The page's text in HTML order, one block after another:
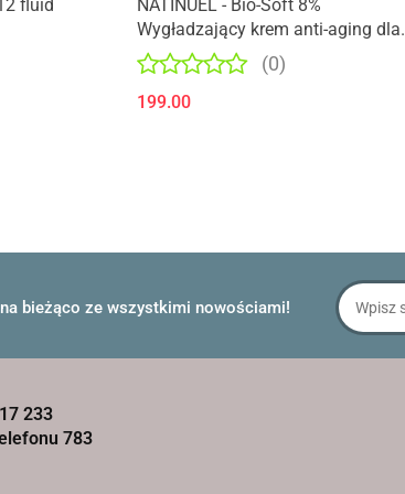
fluid
NATINUEL - Bio-Soft 8%
Wygładzający krem anti-aging dla
skóry wrażliwej oznakami starzenia
50ml
(0)
199.00
bieżąco ze wszystkimi nowościami!
233
783